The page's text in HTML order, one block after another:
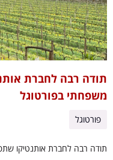
תודה רבה לחברת
משפחתי בפורטוגל
פורטוגל
תודה רבה לחברת אותנטיקו